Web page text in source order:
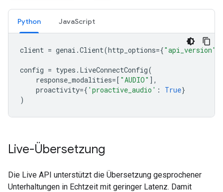
Python JavaScript
client = genai .Client(http_options={"api_version"
config = types . LiveConnectConfig(
response_modalities=[ "AUDIO" ],
proactivity={ 'proactive_audio' : True}
)
Live-Übersetzung
Die Live API unterstützt die Übersetzung gesprochener
Unterhaltungen in Echtzeit mit geringer Latenz. Damit